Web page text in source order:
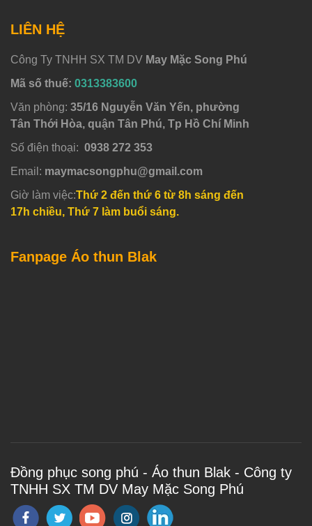
LIÊN HỆ
Công Ty TNHH SX TM DV May Mặc Song Phú
Mã số thuế: 0313383600
Văn phòng: 35/16 Nguyễn Văn Yến, phường
Tân Thới Hòa, quận Tân Phú, Tp Hồ Chí Minh
Số điện thoại: 0938 272 353
Email: maymacsongphu@gmail.com
Giờ làm việc:Thứ 2 đến thứ 6 từ 8h sáng đến
17h chiều, Thứ 7 làm buổi sáng.
Fanpage Áo thun Blak
Đồng phục song phú - Áo thun Blak - Công ty
TNHH SX TM DV May Mặc Song Phú